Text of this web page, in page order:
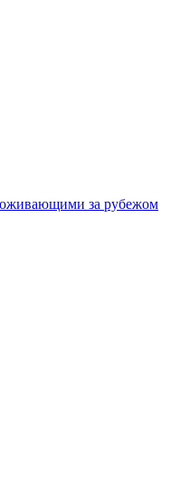
за рубежом